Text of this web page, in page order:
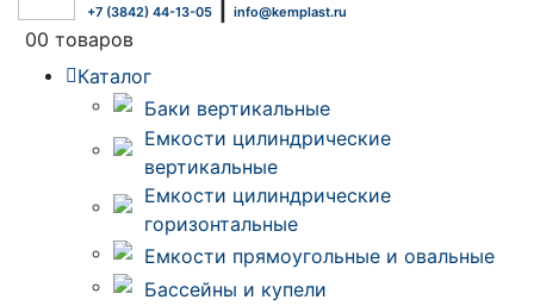
+7 (3842) 44-13-05 info@kemplast.ru
00 товаров
Каталог
Баки вертикальные
Емкости цилиндрические
вертикальные
Емкости цилиндрические
горизонтальные
Емкости прямоугольные и овальные
Бассейны и купели